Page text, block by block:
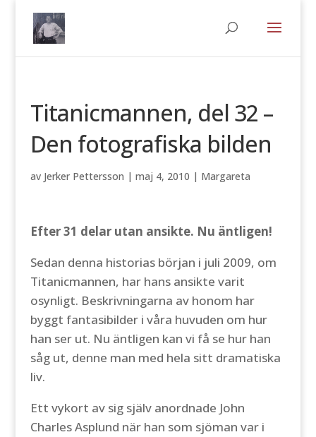
Titanicmannen, del 32 –
Den fotografiska bilden
av Jerker Pettersson | maj 4, 2010 | Margareta
Efter 31 delar utan ansikte. Nu äntligen!
Sedan denna historias början i juli 2009, om
Titanicmannen, har hans ansikte varit
osynligt. Beskrivningarna av honom har
byggt fantasibilder i våra huvuden om hur
han ser ut. Nu äntligen kan vi få se hur han
såg ut, denne man med hela sitt dramatiska
liv.
Ett vykort av sig själv anordnade John
Charles Asplund när han som sjöman var i